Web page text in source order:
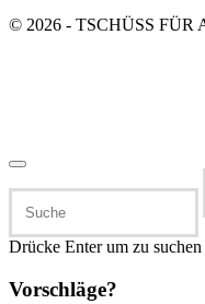
© 2026 - TSCHÜSS FÜR
nach:
Drücke Enter um zu
Vorschläge?